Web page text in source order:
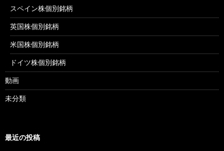
スペイン株個別銘柄
英国株個別銘柄
米国株個別銘柄
ドイツ株個別銘柄
動画
未分類
最近の投稿